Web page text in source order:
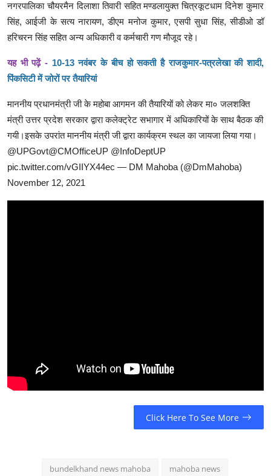
नगरपालिका चौयरमैन दिलाशा तिवारी सहित मण्डलायुक्त चित्रकूटधाम दिनेश कुमार
सिंह, आईजी के सत्य नारायण, डीएम मनोज कुमार, एसपी सुधा सिंह, सीडीओ डॉ
हरिचरन सिंह सहित अन्य अधिकारी व कर्मचारी गण मौजूद रहे।
यह भी पढ़ें - 10-13 नवंबर के बीच हो सकती है राजकुमार-पत्रलेखा की शादी,
पिंकसिटी में जोरों पर तैयारियां
माननीय प्रधानमंत्री जी के महोबा आगमन की तैयारियों को लेकर मा० जलशक्ति
मंत्री उत्तर प्रदेश सरकार द्वारा कलेक्ट्रेट सभागार में अधिकारियों के साथ बैठक की
गयी।इसके उपरांत माननीय मंत्री जी द्वारा कार्यक्रम स्थल का जायजा लिया गया।
@UPGovt@CMOfficeUP @InfoDeptUP
pic.twitter.com/vGIIYX44ec — DM Mahoba (@DmMahoba)
November 12, 2021
Click Here To See More
bundelkhand news mahoba mahoba news